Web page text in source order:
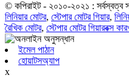
© কপিরাইট - ২০১০-২০২১ : সর্বস্বত্ব
লিনিয়ার মোটর, স্টেপার মোটর গিয়ার,
রৈখিক মোটর, স্টেপার মোটর গিয়ারবক্স
ইমেল পাঠান
হোয়াটসঅ্যাপ
x